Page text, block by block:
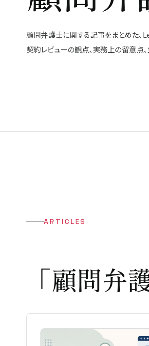
顧問弁護士に関する記事をまとめた、
契約レビューの観点、実務上の留意点
ARTICLES
「顧問弁